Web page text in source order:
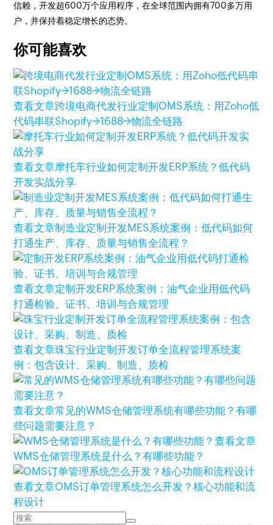
信赖，开发超600万个应用程序，在全球范围内拥有700多万用
户，并保持着稳定增长的态势。
你可能喜欢
查看文章跨境电商代发行业定制OMS系统：用Zoho低
代码串联Shopify→1688→物流全链路
查看文章摩托车行业如何定制开发ERP系统？低代码
开发实战分享
查看文章制造业定制开发MES系统案例：低代码如何
打通生产、库存、质量与销售全流程？
查看文章定制开发ERP系统案例：油气企业用低代码
打通检验、证书、培训与合规管理
查看文章珠宝行业定制开发订单全流程管理系统案
例：包含设计、采购、制造、质检
查看文章常见的WMS仓储管理系统有哪些功能？有哪
些问题需要注意？
查看文章
WMS仓储管理系统是什么？有哪些功能？
查看文章OMS订单管理系统怎么开发？核心功能和流
程设计